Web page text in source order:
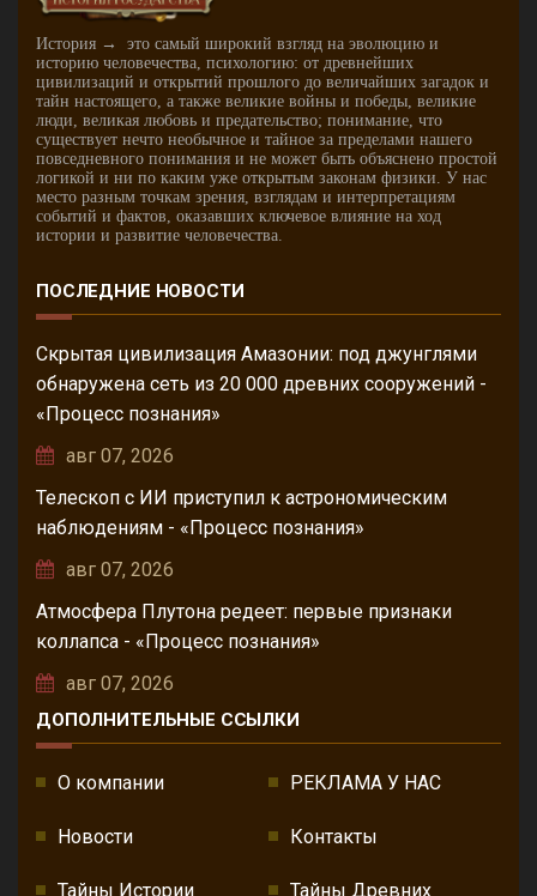
История → это самый широкий взгляд на эволюцию и
историю человечества, психологию: от древнейших
цивилизаций и открытий прошлого до величайших загадок и
тайн настоящего, а также великие войны и победы, великие
люди, великая любовь и предательство; понимание, что
существует нечто необычное и тайное за пределами нашего
повседневного понимания и не может быть объяснено простой
логикой и ни по каким уже открытым законам физики. У нас
место разным точкам зрения, взглядам и интерпретациям
событий и фактов, оказавших ключевое влияние на ход
истории и развитие человечества.
ПОСЛЕДНИЕ НОВОСТИ
Скрытая цивилизация Амазонии: под джунглями
обнаружена сеть из 20 000 древних сооружений -
«Процесс познания»
авг 07, 2026
Телескоп с ИИ приступил к астрономическим
наблюдениям - «Процесс познания»
авг 07, 2026
Атмосфера Плутона редеет: первые признаки
коллапса - «Процесс познания»
авг 07, 2026
ДОПОЛНИТЕЛЬНЫЕ ССЫЛКИ
О компании РЕКЛАМА У НАС
Новости Контакты
Тайны Истории
Тайны Древних